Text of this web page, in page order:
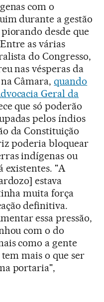
com o
durante a gestão
desde que
as várias
do Congresso,
nas vésperas da
Câmara,quando
Geral da
que só poderão
pelos índios
da Constituição
poderia bloquear
indígenas ou
existentes. "A
estava
muita força
definitiva.
essa pressão,
com o do
como a gente
mais o que ser
portaria",